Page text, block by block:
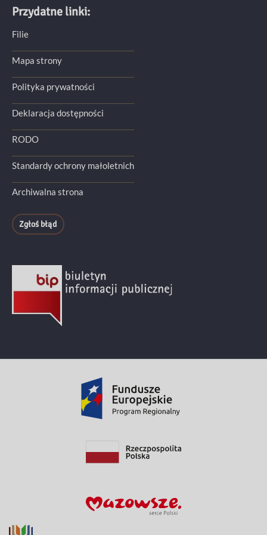
Przydatne linki:
Filie
Mapa strony
Polityka prywatności
Deklaracja dostępności
RODO
Standardy ochrony małoletnich
Archiwalna strona
Zgłoś błąd